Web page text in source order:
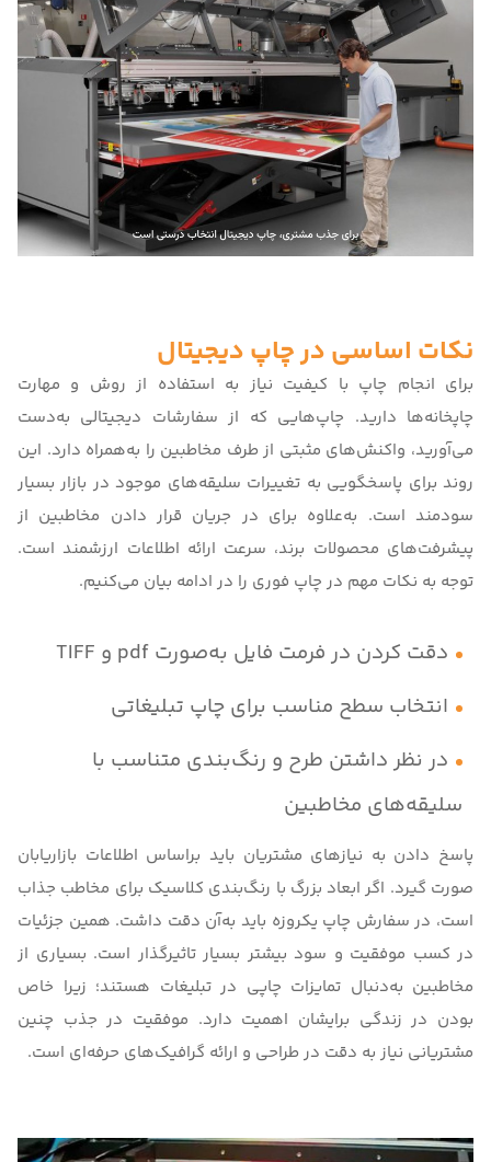
نکات اساسی در چاپ دیجیتال
برای انجام چاپ با کیفیت نیاز به استفاده از روش و مهارت
چاپخانه‌ها دارید. چاپ‌هایی که از سفارشات دیجیتالی به‌دست
می‌آورید، واکنش‌های مثبتی از طرف مخاطبین را به‌همراه دارد. این
روند برای پاسخگویی به تغییرات سلیقه‌های موجود در بازار بسیار
سودمند است. به‌علاوه برای در جریان قرار دادن مخاطبین از
پیشرفت‌های محصولات برند، سرعت ارائه اطلاعات ارزشمند است.
توجه به نکات مهم در چاپ فوری را در ادامه بیان می‌کنیم.
دقت کردن در فرمت فایل به‌صورت ‌pdf و TIFF
انتخاب سطح مناسب برای چاپ تبلیغاتی
در نظر داشتن طرح و رنگ‌بندی متناسب با
سلیقه‌های مخاطبین
پاسخ دادن به نیازهای مشتریان باید براساس اطلاعات بازاریابان
صورت گیرد. اگر ابعاد بزرگ با رنگ‌بندی کلاسیک برای مخاطب جذاب
است، در سفارش چاپ یکروزه باید به‌آن دقت داشت. همین جزئیات
در کسب موفقیت و سود بیشتر بسیار تاثیرگذار است. بسیاری از
مخاطبین به‌دنبال تمایزات چاپی در تبلیغات هستند؛ زیرا خاص
بودن در زندگی برایشان اهمیت دارد. موفقیت در جذب چنین
مشتریانی نیاز به دقت در طراحی و ارائه گرافیک‌های حرفه‌ای است.